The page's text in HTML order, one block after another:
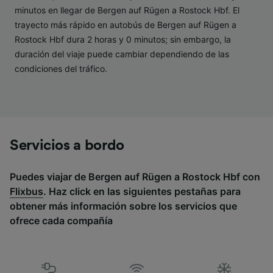
minutos en llegar de Bergen auf Rügen a Rostock Hbf. El
trayecto más rápido en autobús de Bergen auf Rügen a
Rostock Hbf dura 2 horas y 0 minutos; sin embargo, la
duración del viaje puede cambiar dependiendo de las
condiciones del tráfico.
Servicios a bordo
Puedes viajar de Bergen auf Rügen a Rostock Hbf con
Flixbus. Haz click en las siguientes pestañas para
obtener más información sobre los servicios que
ofrece cada compañía
Lista de asociados (proveedores)